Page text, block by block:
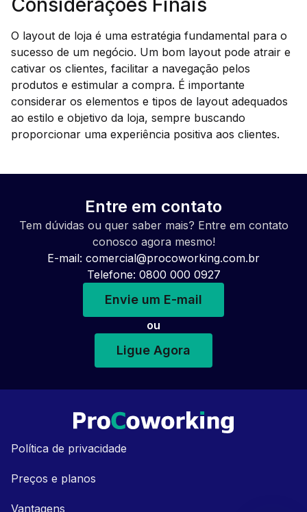
Considerações Finais
O layout de loja é uma estratégia fundamental para o
sucesso de um negócio. Um bom layout pode atrair e
cativar os clientes, facilitar a navegação pelos
produtos e estimular a compra. É importante
considerar os elementos e tipos de layout adequados
ao estilo e objetivo da loja, sempre buscando
proporcionar uma experiência positiva aos clientes.
Entre em contato
Tem dúvidas ou quer saber mais? Entre em contato
conosco agora mesmo!
E-mail: comercial@procoworking.com.br
Telefone: 0800 000 0927
Envie um E-mail
ou
Ligue Agora
Política de privacidade
Preços e planos
Vantagens